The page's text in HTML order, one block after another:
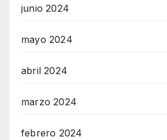
junio 2024
mayo 2024
abril 2024
marzo 2024
febrero 2024